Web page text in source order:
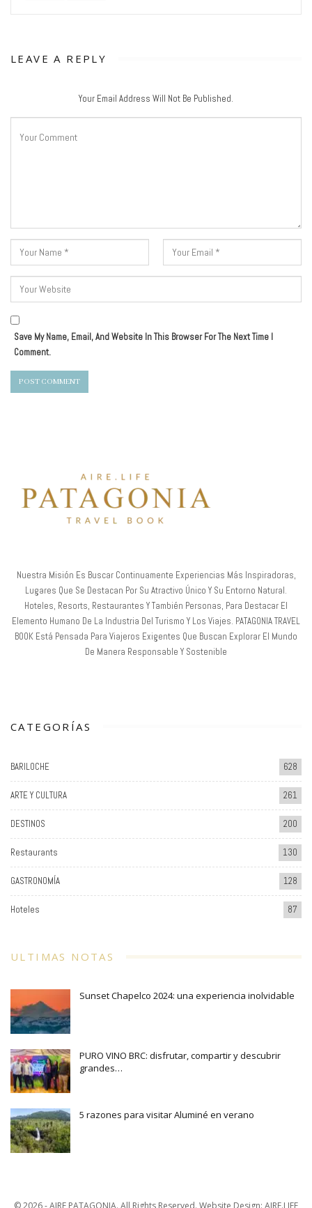
LEAVE A REPLY
Your Email Address Will Not Be Published.
Save My Name, Email, And Website In This Browser For The Next Time I
Comment.
Nuestra Misión Es Buscar Continuamente Experiencias Más Inspiradoras,
Lugares Que Se Destacan Por Su Atractivo Único Y Su Entorno Natural.
Hoteles, Resorts, Restaurantes Y También Personas, Para Destacar El
Elemento Humano De La Industria Del Turismo Y Los Viajes. PATAGONIA TRAVEL
BOOK Está Pensada Para Viajeros Exigentes Que Buscan Explorar El Mundo
De Manera Responsable Y Sostenible
CATEGORÍAS
BARILOCHE 628
ARTE Y CULTURA 261
DESTINOS 200
Restaurants 130
GASTRONOMÍA 128
Hoteles 87
ULTIMAS NOTAS
Sunset Chapelco 2024: una experiencia inolvidable
PURO VINO BRC: disfrutar, compartir y descubrir
grandes…
5 razones para visitar Aluminé en verano
© 2026 - AIRE PATAGONIA. All Rights Reserved. Website Design: AIRE.LIFE